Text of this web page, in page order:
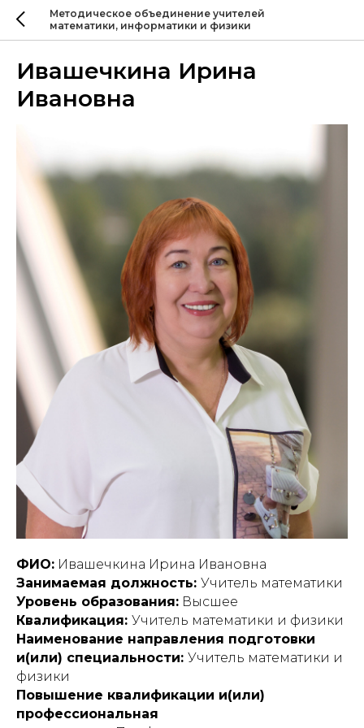
Методическое объединение учителей
математики, информатики и физики
Ивашечкина Ирина
Ивановна
ФИО: Ивашечкина Ирина Ивановна
Занимаемая должность: Учитель математики
Уровень образования: Высшее
Квалификация: Учитель математики и физики
Наименование направления подготовки
и(или) специальности: Учитель математики и
физики
Повышение квалификации и(или)
профессиональная